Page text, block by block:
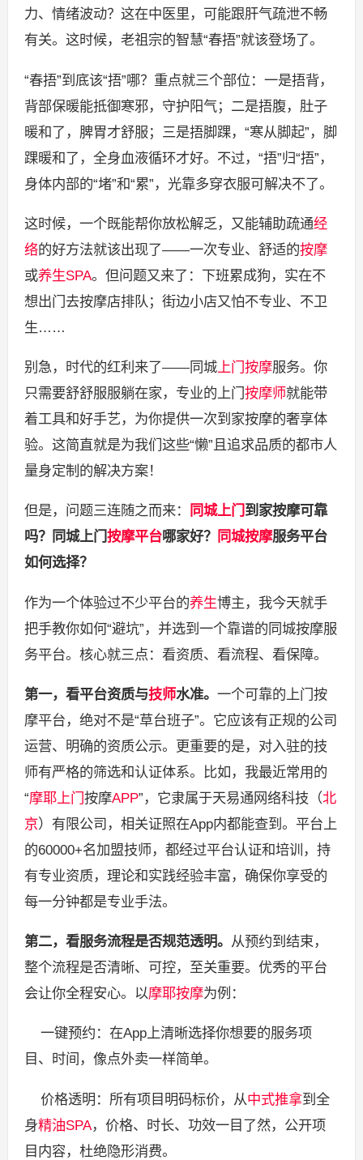
力、情绪波动？这在中医里，可能跟肝气疏泄不畅
有关。这时候，老祖宗的智慧“春捂”就该登场了。
“春捂”到底该“捂”哪？重点就三个部位：一是捂背，
背部保暖能抵御寒邪，守护阳气；二是捂腹，肚子
暖和了，脾胃才舒服；三是捂脚踝，“寒从脚起”，脚
踝暖和了，全身血液循环才好。不过，“捂”归“捂”，
身体内部的“堵”和“累”，光靠多穿衣服可解决不了。
这时候，一个既能帮你放松解乏，又能辅助疏通经
络的好方法就该出现了——一次专业、舒适的按摩
或养生SPA。但问题又来了：下班累成狗，实在不
想出门去按摩店排队；街边小店又怕不专业、不卫
生……
别急，时代的红利来了——同城上门按摩服务。你
只需要舒舒服服躺在家，专业的上门按摩师就能带
着工具和好手艺，为你提供一次到家按摩的奢享体
验。这简直就是为我们这些“懒”且追求品质的都市人
量身定制的解决方案！
但是，问题三连随之而来： 同城上门到家按摩可靠
吗？同城上门按摩平台哪家好？ 同城按摩服务平台
如何选择？
作为一个体验过不少平台的养生博主，我今天就手
把手教你如何“避坑”，并选到一个靠谱的同城按摩服
务平台。核心就三点：看资质、看流程、看保障。
第一，看平台资质与技师水准。 一个可靠的上门按
摩平台，绝对不是“草台班子”。它应该有正规的公司
运营、明确的资质公示。更重要的是，对入驻的技
师有严格的筛选和认证体系。比如，我最近常用的
“摩耶上门按摩APP”，它隶属于天易通网络科技（北
京）有限公司，相关证照在App内都能查到。平台上
的60000+名加盟技师，都经过平台认证和培训，持
有专业资质，理论和实践经验丰富，确保你享受的
每一分钟都是专业手法。
第二，看服务流程是否规范透明。 从预约到结束，
整个流程是否清晰、可控，至关重要。优秀的平台
会让你全程安心。以摩耶按摩为例：
一键预约：在App上清晰选择你想要的服务项
目、时间，像点外卖一样简单。
价格透明：所有项目明码标价，从中式推拿到全
身精油SPA，价格、时长、功效一目了然，公开项
目内容，杜绝隐形消费。